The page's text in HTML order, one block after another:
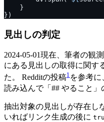
見出しの判定
2024-05-01現在、筆者の観
にある見出しの取得に関す
た。 Redditの投稿1 を参考
読み込んで「## やること」
抽出対象の見出しが存在し
いればリンク生成の後に